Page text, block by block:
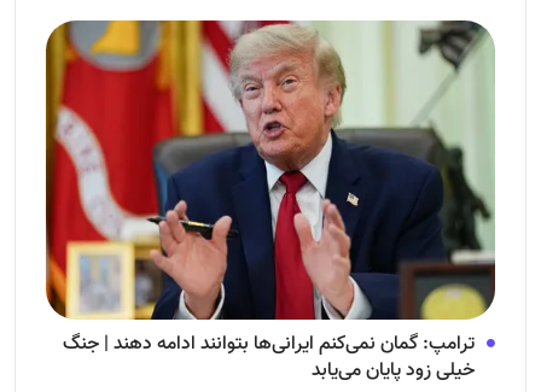
ترامپ: گمان نمی‌کنم ایرانی‌ها بتوانند ادامه دهند | جنگ
خیلی زود پایان می‌یابد